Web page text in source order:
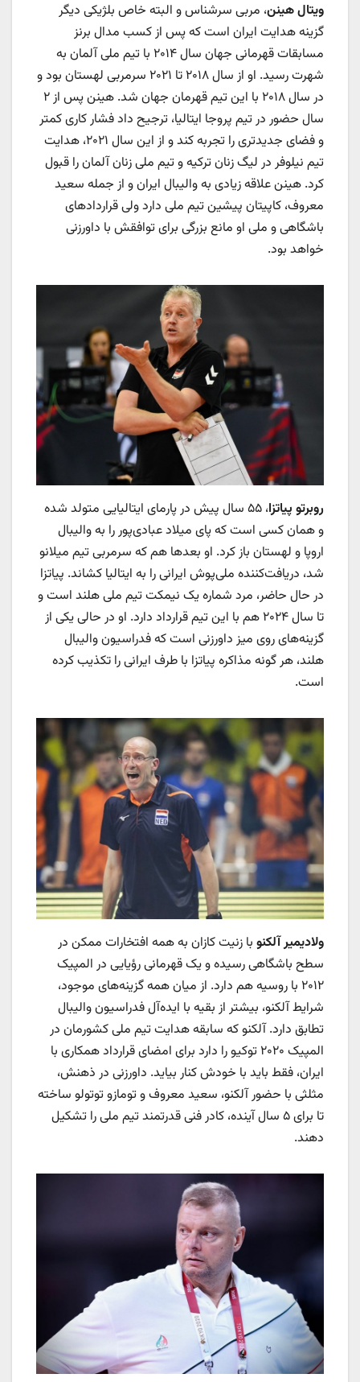
ویتال هینن، مربی سرشناس و البته خاص بلژیکی دیگر
گزینه هدایت ایران است که پس از کسب مدال برنز
مسابقات قهرمانی جهان سال ۲۰۱۴ با تیم ملی آلمان به
شهرت رسید. او از سال ۲۰۱۸ تا ۲۰۲۱ سرمربی لهستان بود و
در سال ۲۰۱۸ با این تیم قهرمان جهان شد. هینن پس از ۲
سال حضور در تیم پروجا ایتالیا، ترجیح داد فشار کاری کمتر
و فضای جدیدتری را تجربه کند و از این سال ۲۰۲۱، هدایت
تیم نیلوفر در لیگ زنان ترکیه و تیم ملی زنان آلمان را قبول
کرد. هینن علاقه زیادی به والیبال ایران و از جمله سعید
معروف، کاپیتان پیشین تیم ملی دارد ولی قراردادهای
باشگاهی و ملی او مانع بزرگی برای توافقش با داورزنی
خواهد بود.
روبرتو پیاتزا
،‌ ۵۵ سال پیش در پارمای ایتالیایی متولد شده
و همان کسی است که پای میلاد عبادی‌پور را به والیبال
اروپا و لهستان باز کرد. او بعدها هم که سرمربی تیم میلانو
شد، دریافت‌کننده ملی‌پوش ایرانی را به ایتالیا کشاند. پیاتزا
در حال حاضر، مرد شماره یک نیمکت تیم ملی هلند است و
تا سال ۲۰۲۴ هم با این تیم قرارداد دارد. او در حالی یکی از
گزینه‌های روی میز داورزنی است که فدراسیون والیبال
هلند، هر گونه مذاکره پیاتزا با طرف ایرانی را تکذیب کرده
است.
ولادیمیر آلکنو با زنیت کازان به همه افتخارات ممکن در
سطح باشگاهی رسیده و یک قهرمانی رؤیایی در المپیک
۲۰۱۲ با روسیه هم دارد. از میان همه گزینه‌های موجود،
شرایط آلکنو، بیشتر از بقیه با ایده‌آل فدراسیون والیبال
تطابق دارد. آلکنو که سابقه هدایت تیم ملی کشورمان در
المپیک ۲۰۲۰ توکیو را دارد برای امضای قرارداد همکاری با
ایران، فقط باید با خودش کنار بیاید. داورزنی در ذهنش،
مثلثی با حضور آلکنو، سعید معروف و تومازو توتولو ساخته
تا برای ۵ سال آینده، کادر فنی قدرتمند تیم ملی را تشکیل
دهند.